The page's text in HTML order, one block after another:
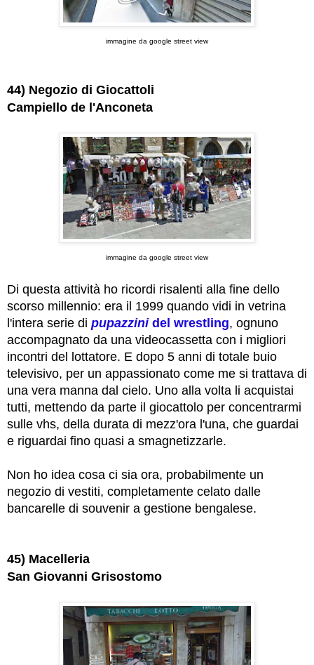
immagine da google street view
44) Negozio di Giocattoli
Campiello de l'Anconeta
immagine da google street view
Di questa attività ho ricordi risalenti alla fine dello
scorso millennio: era il 1999 quando vidi in vetrina
l'intera serie di pupazzinidel wrestling, ognuno
accompagnato da una videocassetta con i migliori
incontri del lottatore. E dopo 5 anni di totale buio
televisivo, per un appassionato come me si trattava di
una vera manna dal cielo. Uno alla volta li acquistai
tutti, mettendo da parte il giocattolo per concentrarmi
sulle vhs, della durata di mezz'ora l'una, che guardai
e riguardai fino quasi a smagnetizzarle.
Non ho idea cosa ci sia ora, probabilmente un
negozio di vestiti, completamente celato dalle
bancarelle di souvenir a gestione bengalese.
45) Macelleria
San Giovanni Grisostomo